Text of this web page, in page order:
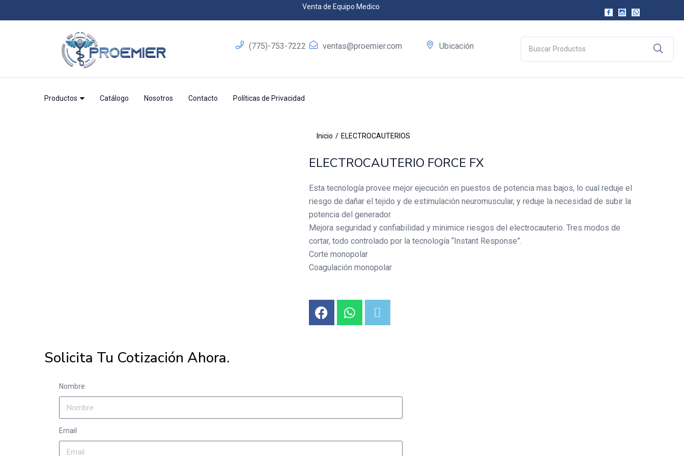
Venta de Equipo Medico
(775)-753-7222 ventas@proemier.com Ubicación
Productos Catálogo Nosotros Contacto Políticas de Privacidad
Inicio ELECTROCAUTERIOS
ELECTROCAUTERIO FORCE FX
Esta tecnología provee mejor ejecución en puestos de potencia mas bajos, lo cual reduje el
riesgo de dañar el tejido y de estimulación neuromuscular, y reduje la necesidad de subir la
potencia del generador.
Mejora seguridad y confiabilidad y minimice riesgos del electrocauterio. Tres modos de
cortar, todo controlado por la tecnología “Instant Response”.
Corte monopolar
Coagulación monopolar
Solicita Tu Cotización Ahora.
Nombre
Email